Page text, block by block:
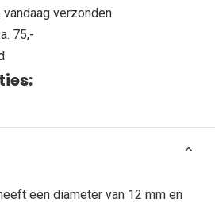
verzonden
75,-
een diameter van 12 mm en